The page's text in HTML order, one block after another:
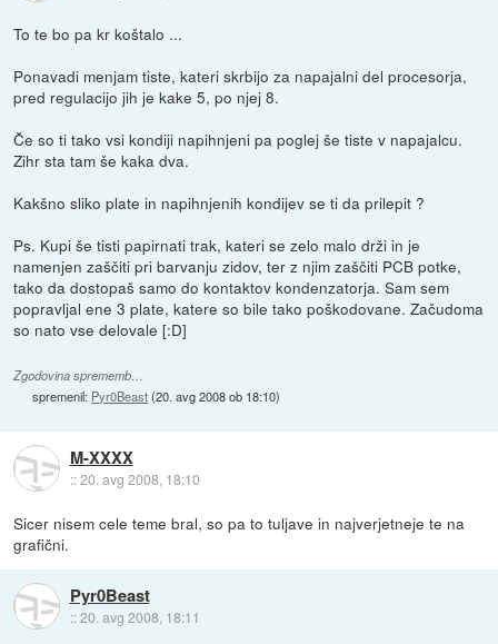
To te bo pa kr koštalo ...
Ponavadi menjam tiste, kateri skrbijo za napajalni del procesorja,
pred regulacijo jih je kake 5, po njej 8.
Če so ti tako vsi kondiji napihnjeni pa poglej še tiste v napajalcu.
Zihr sta tam še kaka dva.
Kakšno sliko plate in napihnjenih kondijev se ti da prilepit ?
Ps. Kupi še tisti papirnati trak, kateri se zelo malo drži in je
namenjen zaščiti pri barvanju zidov, ter z njim zaščiti PCB potke,
tako da dostopaš samo do kontaktov kondenzatorja. Sam sem
popravljal ene 3 plate, katere so bile tako poškodovane. Začudoma
so nato vse delovale [:D]
Zgodovina sprememb…
spremenil: Pyr0Beast(20. avg 2008 ob 18:10)
M-XXXX
::20. avg 2008, 18:10
Sicer nisem cele teme bral, so pa to tuljave in najverjetneje te na
grafični.
Pyr0Beast
::20. avg 2008, 18:11